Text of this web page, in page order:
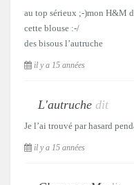
au top sérieux ;-)mon H&M
cette blouse :-/
des bisous l’autruche
il y a 15 années
L'autruche dit
Je l’ai trouvé par hasard
il y a 15 années